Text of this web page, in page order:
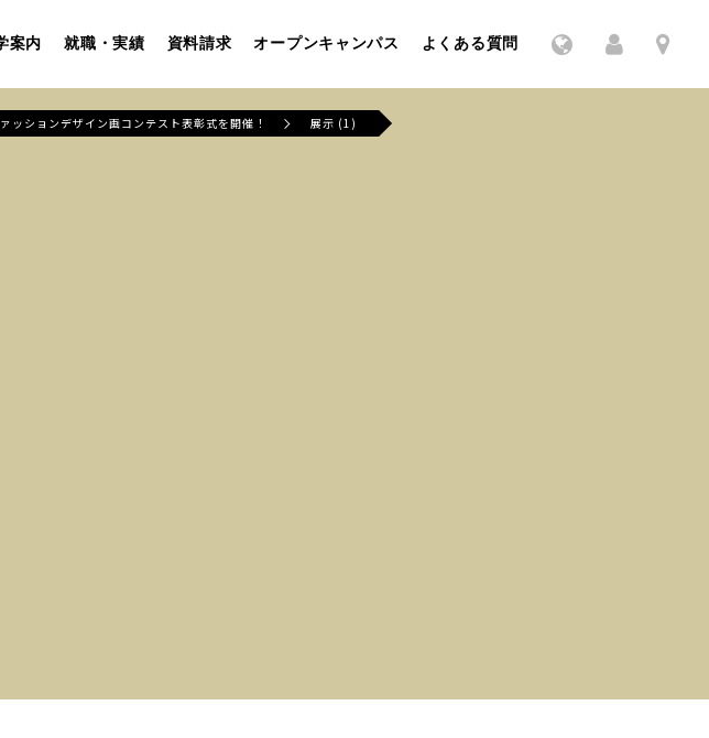
案内 就職・実績 資料請求 オープンキャンパス よくある質問
ションデザイン画コンテスト表彰式を開催！ 展示 (1)